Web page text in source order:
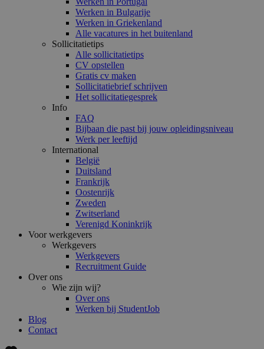
Werken in Bulgarije
Werken in Griekenland
Alle vacatures in het buitenland
Sollicitatietips
Alle sollicitatietips
CV opstellen
Gratis cv maken
Sollicitatiebrief schrijven
Het sollicitatiegesprek
Info
FAQ
Bijbaan die past bij jouw opleidingsniveau
Werk per leeftijd
International
België
Duitsland
Frankrijk
Oostenrijk
Zweden
Zwitserland
Verenigd Koninkrijk
Voor werkgevers
Werkgevers
Werkgevers
Recruitment Guide
Over ons
Wie zijn wij?
Over ons
Werken bij StudentJob
Blog
Contact